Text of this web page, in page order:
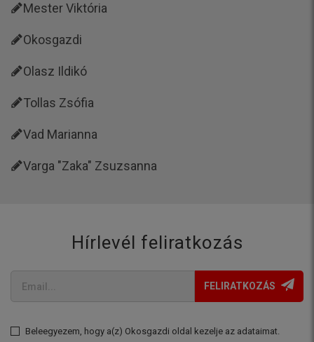
Mester Viktória
Okosgazdi
Olasz Ildikó
Tollas Zsófia
Vad Marianna
Varga "Zaka" Zsuzsanna
Hírlevél feliratkozás
FELIRATKOZÁS
Beleegyezem, hogy a(z) Okosgazdi oldal kezelje az adataimat.